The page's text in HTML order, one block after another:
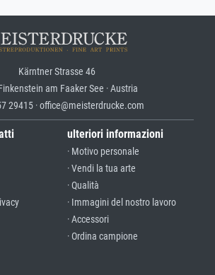
Kärntner Strasse 46
am Faaker See · Austria
29415 · office@meisterdrucke.com
ulteriori informazioni
· Motivo personale
· Vendi la tua arte
· Qualità
· Immagini del nostro lavoro
· Accessori
· Ordina campione